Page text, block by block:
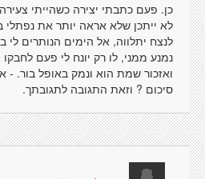
כן. פעם כתבתי יצירה כשהייתי
לא ייתכן שלא אראה יותר את נפתלי
לנצח יתלווה, אל הימים הנותרים לי
נמנע ממני, לו רק יונח לי פעם
ואזכור שמת הוא ונמק באופל בור. -
סיכום ? וזאת התגובה לתגובתך.